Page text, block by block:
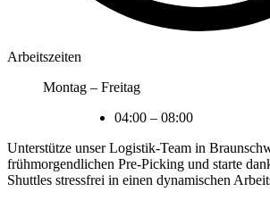
Arbeitszeiten
Montag – Freitag
04:00 – 08:00
Unterstütze unser Logistik-Team in
frühmorgendlichen Pre-Picking und starte
Shuttles stressfrei in einen dynamischen